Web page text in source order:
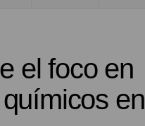
el foco en
en